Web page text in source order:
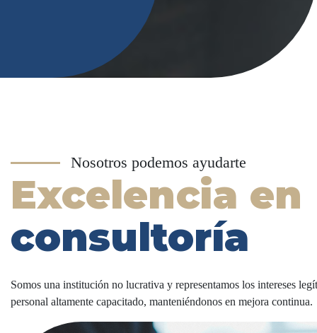
Nosotros podemos ayudarte
Excelencia en
consultoría
Somos una institución no lucrativa y representamos los intereses
personal altamente capacitado, manteniéndonos en mejora continua.